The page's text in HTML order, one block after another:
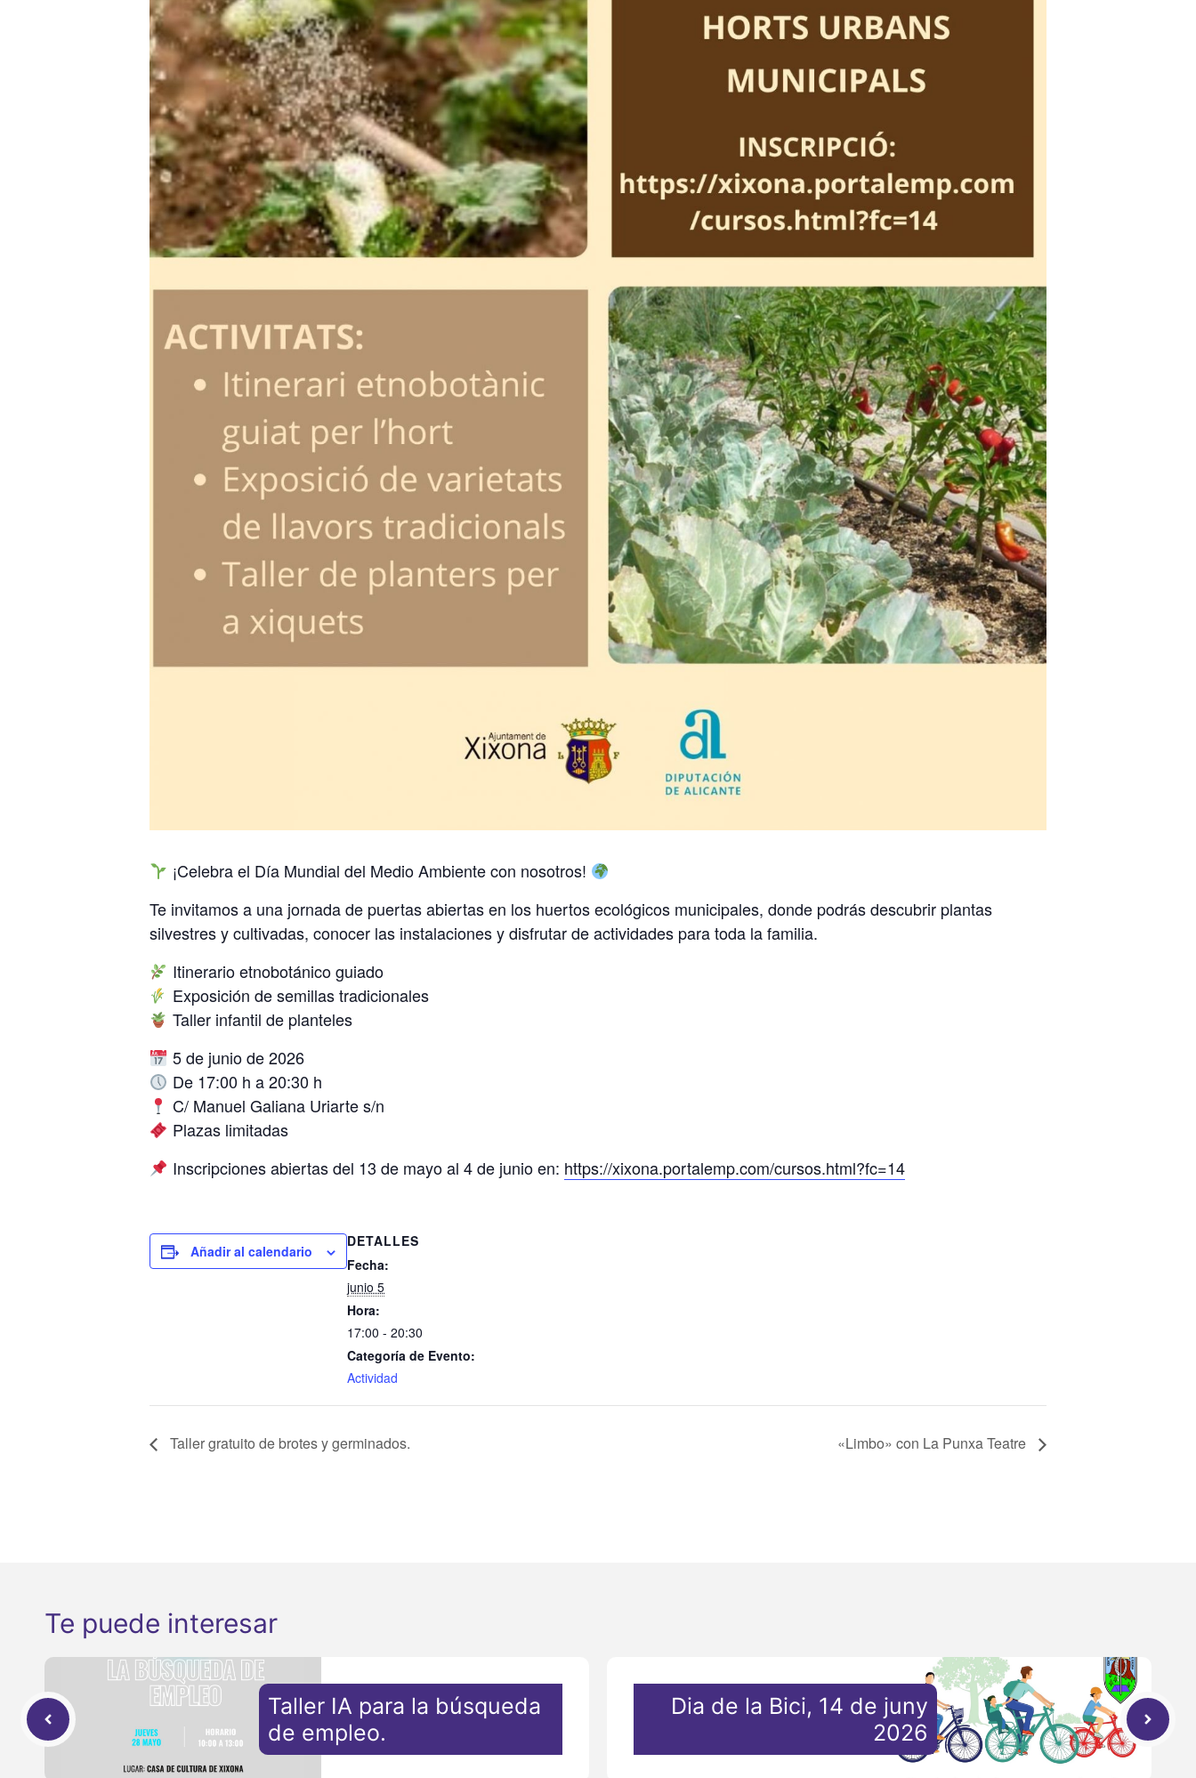
¡Celebra el Día Mundial del Medio Ambiente con nosotros!
Te invitamos a una jornada de puertas abiertas en los huertos ecológicos municipales, donde podrás descubrir plantas
silvestres y cultivadas, conocer las instalaciones y disfrutar de actividades para toda la familia.
Itinerario etnobotánico guiado
Exposición de semillas tradicionales
Taller infantil de planteles
5 de junio de 2026
De 17:00 h a 20:30 h
C/ Manuel Galiana Uriarte s/n
Plazas limitadas
Inscripciones abiertas del 13 de mayo al 4 de junio en: https://xixona.portalemp.com/cursos.html?fc=14
Añadir al calendario
DETALLES
Fecha:
junio 5
Hora:
17:00 - 20:30
Categoría de Evento:
Actividad
Taller gratuito de brotes y germinados. «Limbo» con La Punxa Teatre
Te puede interesar
Taller IA para la búsqueda
de empleo.
Dia de la Bici, 14 de juny
2026